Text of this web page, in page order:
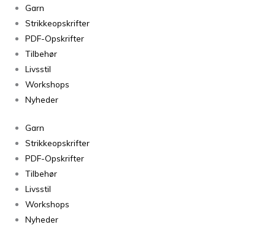
Garn
Strikkeopskrifter
PDF-Opskrifter
Tilbehør
Livsstil
Workshops
Nyheder
Garn
Strikkeopskrifter
PDF-Opskrifter
Tilbehør
Livsstil
Workshops
Nyheder
Tove
Shirt
antal